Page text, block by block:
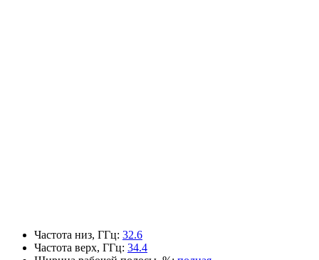
Частота низ, ГГц: 32.6
Частота верх, ГГц: 34.4